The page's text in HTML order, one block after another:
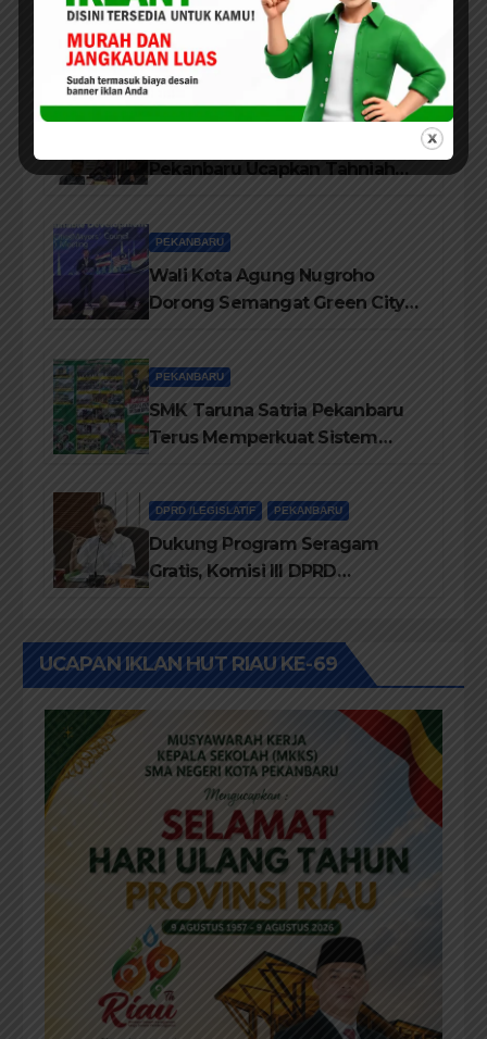
Dewan Berharap, RT/RW Sudah
Dilantik Dapat Memberikan
Pelayanan Terbaik Kepada
Masyarakat
PEKANBARU
PEKANBARU
Wali Kota Agung Nugroho
Dorong Semangat Green City
PEKANBARU
SMK Taruna Satria Pekanbaru
Terus Memperkuat Sistem
DPRD /LEGISLATIF PEKANBARU
Dukung Program Seragam
Gratis, Komisi III DPRD
Diprioritaskan
UCAPAN IKLAN HUT RIAU KE-69